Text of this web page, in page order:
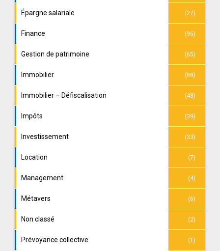
Épargne salariale (27)
Finance (96)
Gestion de patrimoine (65)
Immobilier (88)
Immobilier – Défiscalisation (48)
Impôts (39)
Investissement (33)
Location (7)
Management (4)
Métavers (6)
Non classé (2)
Prévoyance collective (1)